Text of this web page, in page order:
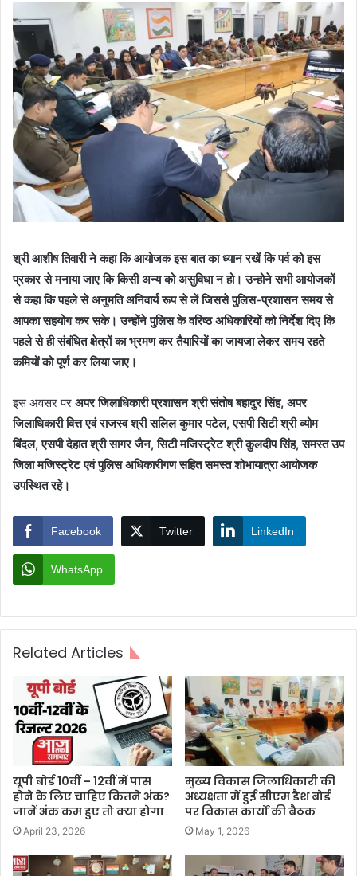
श्री आशीष तिवारी ने कहा कि आयोजक इस बात का ध्यान रखें कि पर्व को इस
प्रकार से मनाया जाए कि किसी अन्य को असुविधा न हो। उन्होने सभी आयोजकों
से कहा कि पहले से अनुमति अनिवार्य रूप से लें जिससे पुलिस-प्रशासन समय से
आपका सहयोग कर सके। उन्होंने पुलिस के वरिष्ठ अधिकारियों को निर्देश दिए कि
पहले से ही संबंधित क्षेत्रों का भ्रमण कर तैयारियों का जायजा लेकर समय रहते
कमियों को पूर्ण कर लिया जाए।
इस अवसर पर अपर जिलाधिकारी प्रशासन श्री संतोष बहादुर सिंह, अपर
जिलाधिकारी वित्त एवं राजस्व श्री सलिल कुमार पटेल, एसपी सिटी श्री व्योम
बिंदल, एसपी देहात श्री सागर जैन, सिटी मजिस्ट्रेट श्री कुलदीप सिंह, समस्त उप
जिला मजिस्ट्रेट एवं पुलिस अधिकारीगण सहित समस्त शोभायात्रा आयोजक
उपस्थित रहे।
Facebook Twitter LinkedIn
WhatsApp
Related Articles
यूपी बोर्ड 10वीं – 12वीं में पास
होने के लिए चाहिए कितने अंक?
जानें अंक कम हुए तो क्या होगा
April 23, 2026
मुख्य विकास जिलाधिकारी की
अध्यक्षता में हुई सीएम डैश बोर्ड
पर विकास कार्यों की बैठक
May 1, 2026